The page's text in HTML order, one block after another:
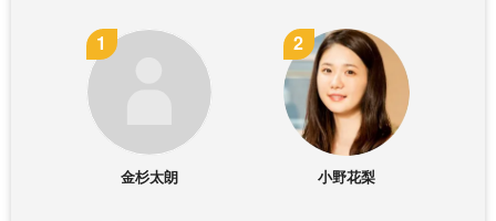
金杉太朗 小野花梨